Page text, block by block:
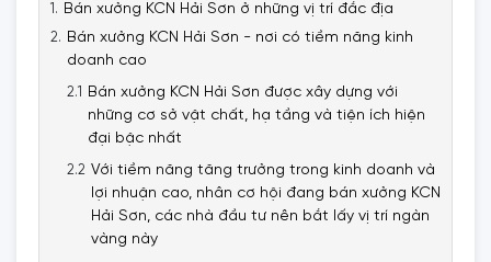
Bán xưởng KCN Hải Sơn ở những vị trí đắc địa
Bán xưởng KCN Hải Sơn - nơi có tiềm năng kinh
doanh cao
Bán xưởng KCN Hải Sơn được xây dựng với
những cơ sở vật chất, hạ tầng và tiện ích hiện
đại bậc nhất
Với tiềm năng tăng trưởng trong kinh doanh và
lợi nhuận cao, nhân cơ hội đang bán xưởng KCN
Hải Sơn, các nhà đầu tư nên bắt lấy vị trí ngàn
vàng này